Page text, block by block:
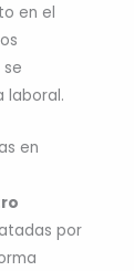
en el
laboral.
en
por